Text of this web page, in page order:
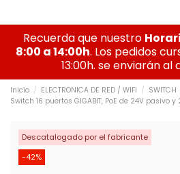
Recuerda que nuestro
8:00 a 14:00h. Los pedidos
13:00h. se enviarán al
Inicio ELECTRONICA DE RED / WIFI SWITCH
Switch 16 puertos GIGABIT, PoE de 24V pasivo y
Descatalogado por el fabricante
-42%